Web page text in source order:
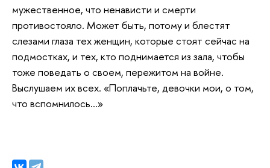
мужественное, что ненависти и смерти
противостояло. Может быть, потому и блестят
слезами глаза тех женщин, которые стоят сейчас на
подмостках, и тех, кто поднимается из зала, чтобы
тоже поведать о своем, пережитом на войне.
Выслушаем их всех. «Поплачьте, девочки мои, о том,
что вспомнилось…»